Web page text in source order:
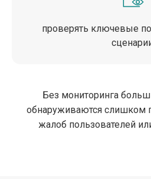
проверять ключевые
Без мониторинга
обнаруживаются слишком
жалоб пользователей